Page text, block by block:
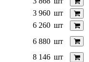
3 960 шт
6 260 шт
6 880 шт
8 146 шт